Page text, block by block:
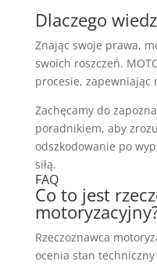
Dlaczego
Znając swoje prawa,
swoich roszczeń.
procesie, zapewniając
Zachęcamy do
poradnikiem, aby
odszkodowanie po
siłą.
FAQ
Co to jest
Rzeczoznawca
ocenia stan